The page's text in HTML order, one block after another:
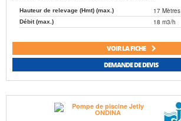
Hauteur de relevage (Hmt) (max.) 17 Mètres
Débit (max.) 18 m3/h
VOIR LA FICHE
DEMANDE DE DEVIS